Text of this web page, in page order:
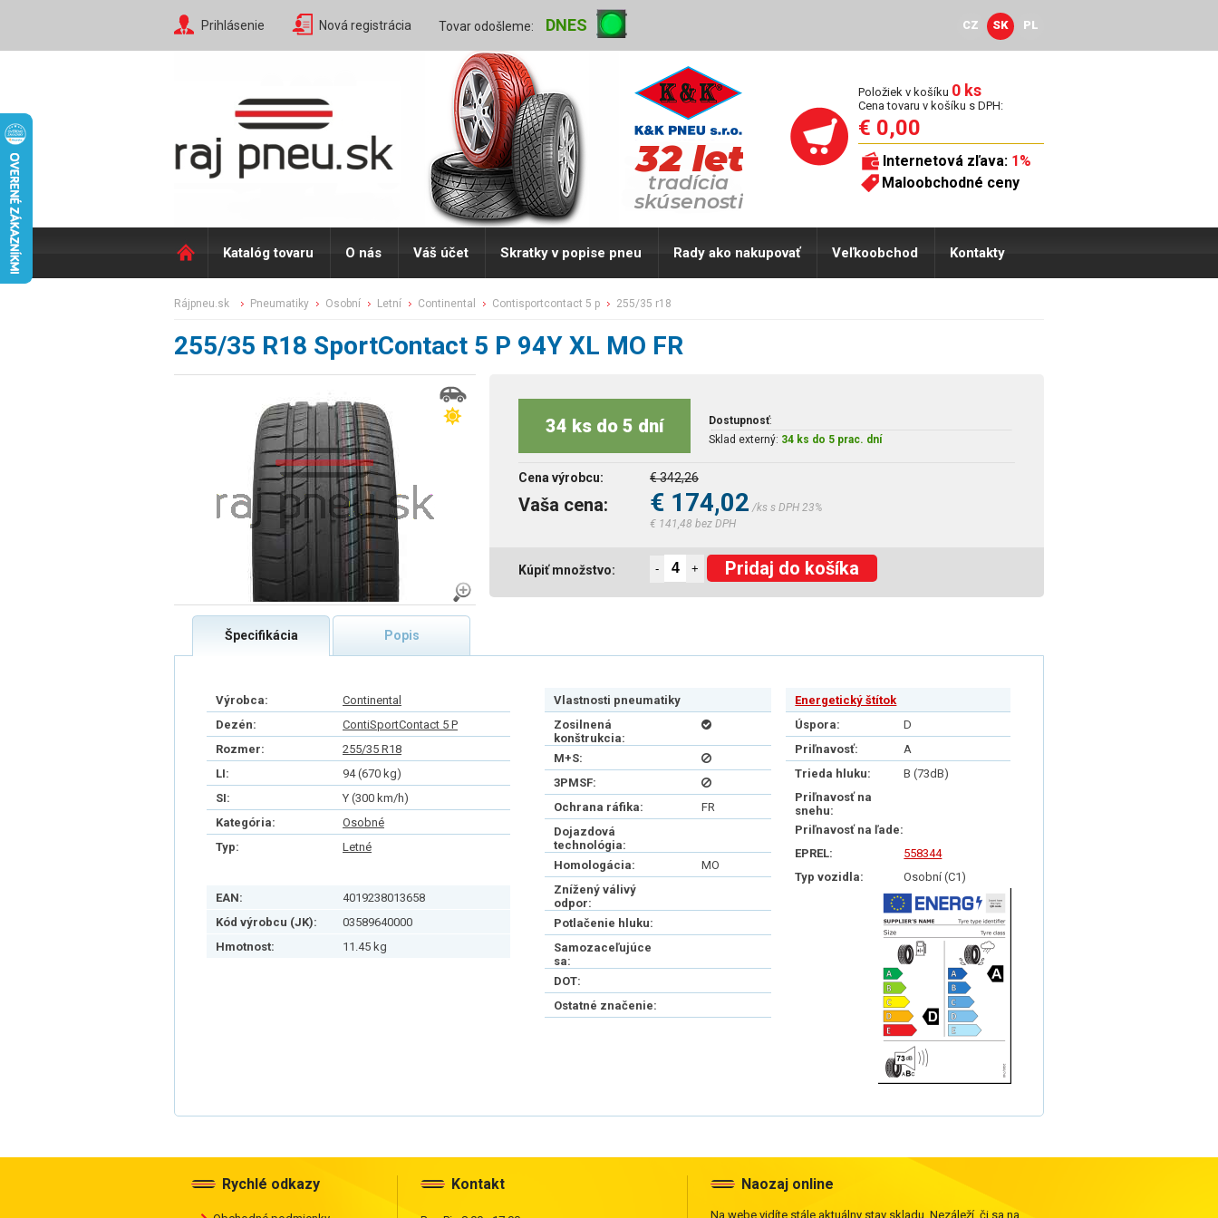
Prihlásenie Nová registrácia Tovar odošleme: DNES CZ SK PL
Položiek v košíku 0 ks
Cena tovaru v košíku s DPH:
€ 0,00
Internetová zľava: 1%
Maloobchodné ceny
Katalóg tovaru O nás Váš účet Skratky v popise pneu Rady ako nakupovať Veľkoobchod Kontakty
rájpneu.sk pneumatiky osobní letní continental contisportcontact 5 p 255/35 r18
255/35 R18 SportContact 5 P 94Y XL MO FR
34 ks do 5 dní Dostupnosť:
Sklad externý: 34 ks do 5 prac. dní
Cena výrobcu: € 342,26
Vaša cena: € 174,02 /ks s DPH 23%
€ 141,48 bez DPH
Kúpiť množstvo: - + Pridaj do košíka
Špecifikácia Popis
Výrobca:
Continental
Dezén:
ContiSportContact 5 P
Rozmer:
255/35 R18
LI:
94 (670 kg)
SI:
Y (300 km/h)
Kategória:
Osobné
Typ:
Letné
EAN:
4019238013658
Kód výrobcu (JK):
03589640000
Hmotnost:
11.45 kg
Vlastnosti pneumatiky
Zosilnená
konštrukcia:
M+S:
3PMSF:
Ochrana ráfika:
FR
Dojazdová
technológia:
Homologácia:
MO
Znížený válivý
odpor:
Potlačenie hluku:
Samozaceľujúce
sa:
DOT:
Ostatné značenie:
Energetický štítok
Úspora:
D
Priľnavosť:
A
Trieda hluku:
B (73dB)
Priľnavosť na
snehu:
Priľnavosť na ľade:
EPREL:
558344
Typ vozidla:
Osobní (C1)
Rychlé odkazy Kontakt Naozaj online
Na webe vidíte stále aktuálny stav skladu. Nezáleží, či sa na